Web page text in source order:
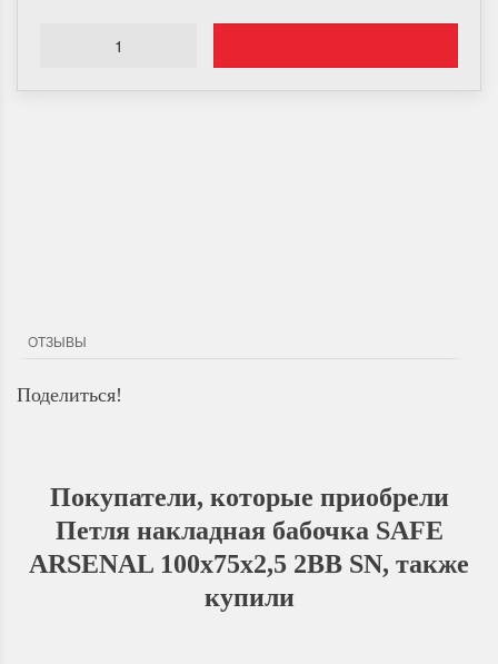
ОТЗЫВЫ
Поделиться!
Покупатели, которые приобрели
Петля накладная бабочка SAFE
ARSENAL 100х75х2,5 2BB SN, также
купили